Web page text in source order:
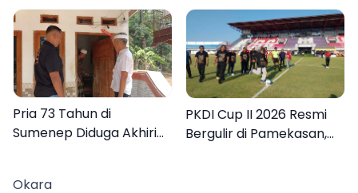
Berasal dari Kediri
di Gunung Argopuro
Pria 73 Tahun di
Sumenep Diduga Akhiri
PKDI Cup II 2026 Resmi
Bergulir di Pamekasan,
Okara